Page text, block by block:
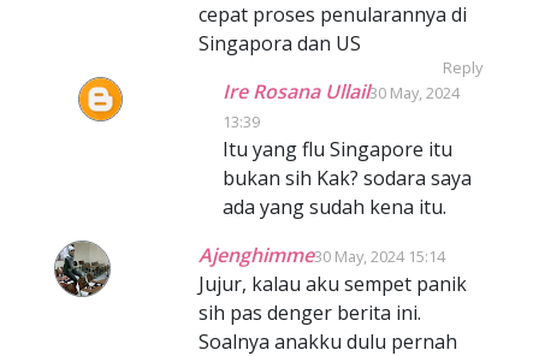
cepat proses penularannya di
Singapora dan US
Reply
Ire Rosana Ullail30 May, 2024
13:39
Itu yang flu Singapore itu
bukan sih Kak? sodara saya
ada yang sudah kena itu.
Ajenghimme30 May, 2024 15:14
Jujur, kalau aku sempet panik
sih pas denger berita ini.
Soalnya anakku dulu pernah